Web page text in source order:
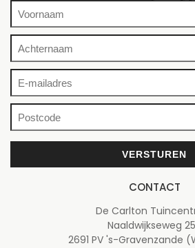
CONTACT
De Carlton
Naaldwijkseweg
2691 PV 's-Gravenzande